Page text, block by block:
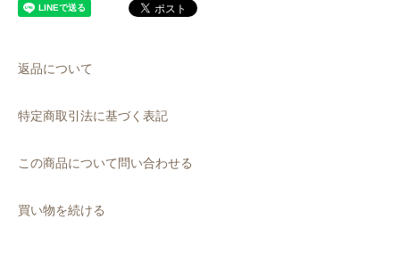
返品について
特定商取引法に基づく表記
この商品について問い合わせる
買い物を続ける